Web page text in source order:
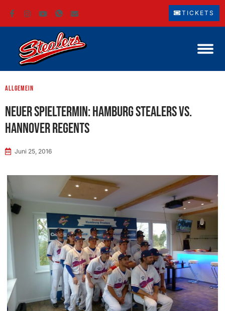
TICKETS
Allgemein
Neuer Spieltermin: Hamburg Stealers vs.
Hannover Regents
Juni 25, 2016